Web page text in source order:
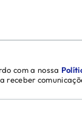
com a nossa